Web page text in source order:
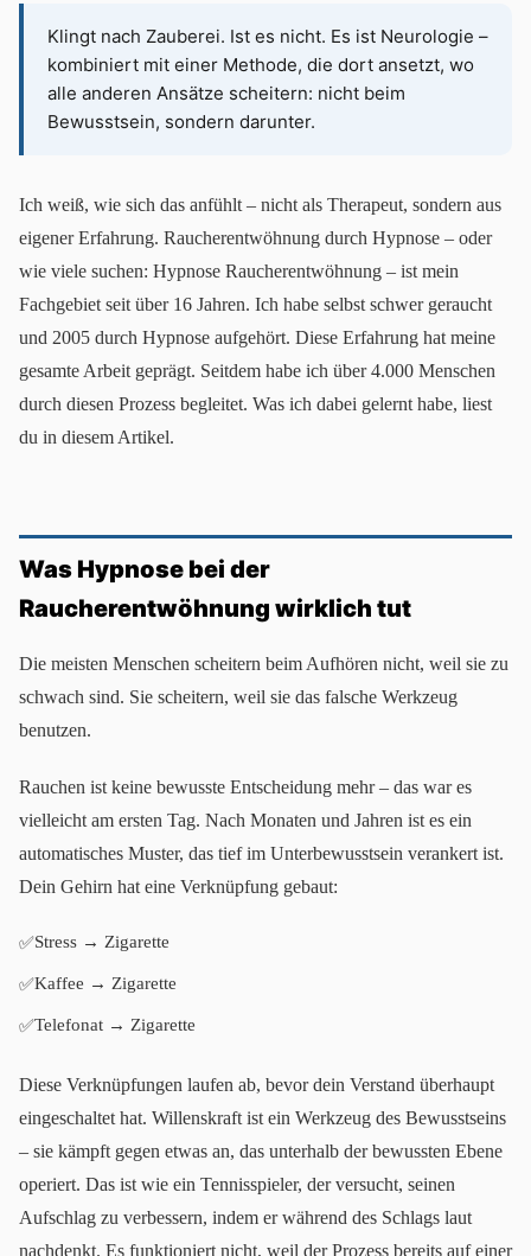
Klingt nach Zauberei. Ist es nicht. Es ist Neurologie –
kombiniert mit einer Methode, die dort ansetzt, wo
alle anderen Ansätze scheitern: nicht beim
Bewusstsein, sondern darunter.
Ich weiß, wie sich das anfühlt – nicht als Therapeut, sondern aus
eigener Erfahrung. Raucherentwöhnung durch Hypnose – oder
wie viele suchen: Hypnose Raucherentwöhnung – ist mein
Fachgebiet seit über 16 Jahren. Ich habe selbst schwer geraucht
und 2005 durch Hypnose aufgehört. Diese Erfahrung hat meine
gesamte Arbeit geprägt. Seitdem habe ich über 4.000 Menschen
durch diesen Prozess begleitet. Was ich dabei gelernt habe, liest
du in diesem Artikel.
Was Hypnose bei der
Raucherentwöhnung wirklich tut
Die meisten Menschen scheitern beim Aufhören nicht, weil sie zu
schwach sind. Sie scheitern, weil sie das falsche Werkzeug
benutzen.
Rauchen ist keine bewusste Entscheidung mehr – das war es
vielleicht am ersten Tag. Nach Monaten und Jahren ist es ein
automatisches Muster, das tief im Unterbewusstsein verankert ist.
Dein Gehirn hat eine Verknüpfung gebaut:
Stress → Zigarette
Kaffee → Zigarette
Telefonat → Zigarette
Diese Verknüpfungen laufen ab, bevor dein Verstand überhaupt
eingeschaltet hat. Willenskraft ist ein Werkzeug des Bewusstseins
– sie kämpft gegen etwas an, das unterhalb der bewussten Ebene
operiert. Das ist wie ein Tennisspieler, der versucht, seinen
Aufschlag zu verbessern, indem er während des Schlags laut
nachdenkt. Es funktioniert nicht, weil der Prozess bereits auf einer